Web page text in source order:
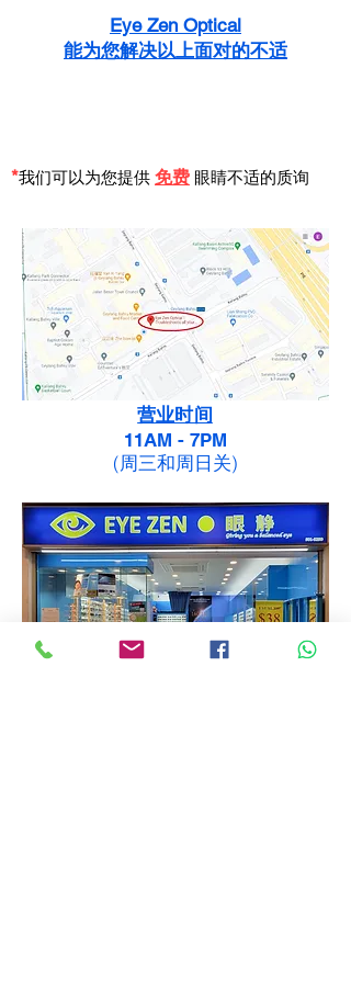
Eye Zen Optical
能为您解决以上面对的不适
*我们可以为您提供 免费 眼睛不适的质询
营业时间
11AM - 7PM
(周三和周日关)